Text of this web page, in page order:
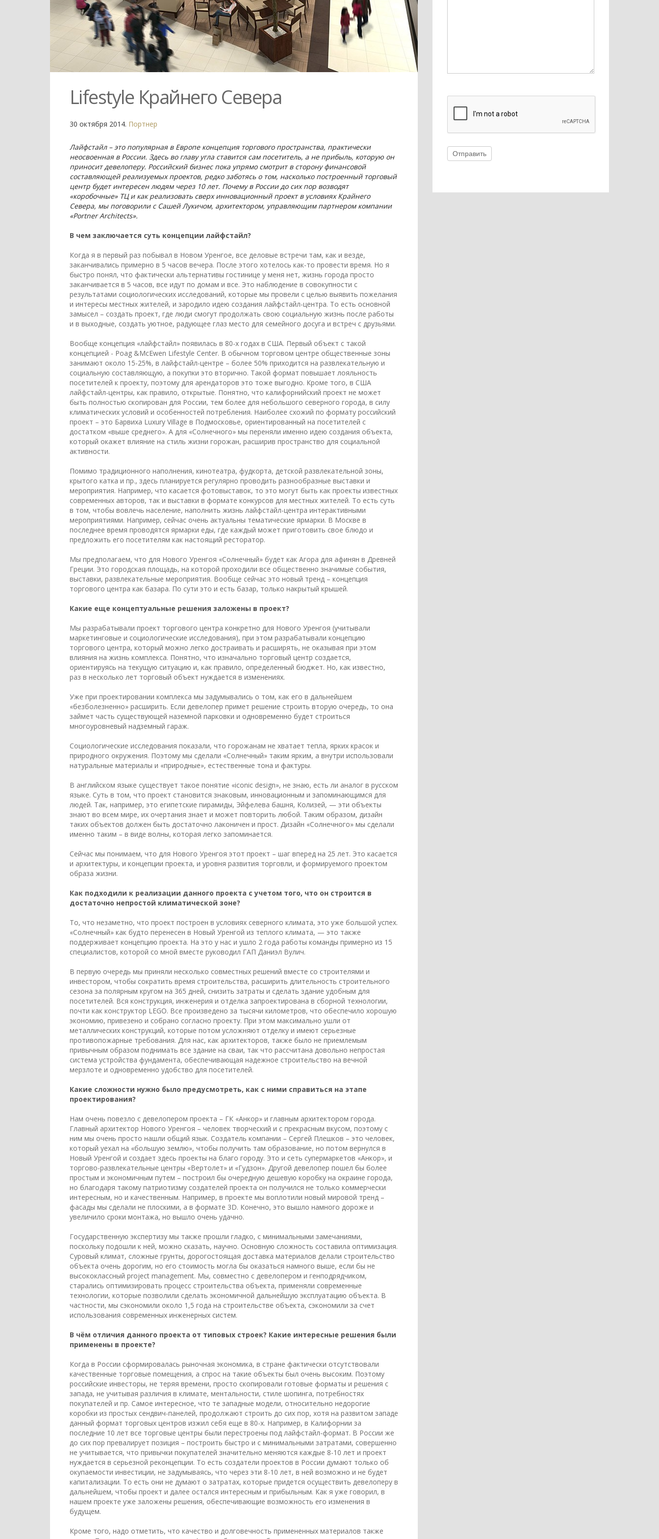
Lifestyle Крайнего Севера
30 октября 2014. Портнер
Лайфстайл – это популярная в Европе концепция торгового пространства, практически
неосвоенная в России. Здесь во главу угла ставится сам посетитель, а не прибыль, которую он
приносит девелоперу. Российский бизнес пока упрямо смотрит в сторону финансовой
составляющей реализуемых проектов, редко заботясь о том, насколько построенный торговый
центр будет интересен людям через 10 лет. Почему в России до сих пор возводят
«коробочные» ТЦ и как реализовать сверх инновационный проект в условиях Крайнего
Севера, мы поговорили с Сашей Лукичом, архитектором, управляющим партнером компании
«Portner Architects».
В чем заключается суть концепции лайфстайл?
Когда я в первый раз побывал в Новом Уренгое, все деловые встречи там, как и везде,
заканчивались примерно в 5 часов вечера. После этого хотелось как-то провести время. Но я
быстро понял, что фактически альтернативы гостинице у меня нет, жизнь города просто
заканчивается в 5 часов, все идут по домам и все. Это наблюдение в совокупности с
результатами социологических исследований, которые мы провели с целью выявить пожелания
и интересы местных жителей, и зародило идею создания лайфстайл-центра. То есть основной
замысел – создать проект, где люди смогут продолжать свою социальную жизнь после работы
и в выходные, создать уютное, радующее глаз место для семейного досуга и встреч с друзьями.
Вообще концепция «лайфстайл» появилась в 80-х годах в США. Первый объект c такой
концепцией - Poag &McEwen Lifestyle Center. В обычном торговом центре общественные зоны
занимают около 15-25%, в лайфстайл-центре – более 50% приходится на развлекательную и
социальную составляющую, а покупки это вторично. Такой формат повышает лояльность
посетителей к проекту, поэтому для арендаторов это тоже выгодно. Кроме того, в США
лайфстайл-центры, как правило, открытые. Понятно, что калифорнийский проект не может
быть полностью скопирован для России, тем более для небольшого северного города, в силу
климатических условий и особенностей потребления. Наиболее схожий по формату российский
проект – это Барвиха Luxury Village в Подмосковье, ориентированный на посетителей с
достатком «выше среднего». А для «Солнечного» мы переняли именно идею создания объекта,
который окажет влияние на стиль жизни горожан, расширив пространство для социальной
активности.
Помимо традиционного наполнения, кинотеатра, фудкорта, детской развлекательной зоны,
крытого катка и пр., здесь планируется регулярно проводить разнообразные выставки и
мероприятия. Например, что касается фотовыставок, то это могут быть как проекты известных
современных авторов, так и выставки в формате конкурсов для местных жителей. То есть суть
в том, чтобы вовлечь население, наполнить жизнь лайфстайл-центра интерактивными
мероприятиями. Например, сейчас очень актуальны тематические ярмарки. В Москве в
последнее время проводятся ярмарки еды, где каждый может приготовить свое блюдо и
предложить его посетителям как настоящий ресторатор.
Мы предполагаем, что для Нового Уренгоя «Солнечный» будет как Агора для афинян в Древней
Греции. Это городская площадь, на которой проходили все общественно значимые события,
выставки, развлекательные мероприятия. Вообще сейчас это новый тренд – концепция
торгового центра как базара. По сути это и есть базар, только накрытый крышей.
Какие еще концептуальные решения заложены в проект?
Мы разрабатывали проект торгового центра конкретно для Нового Уренгоя (учитывали
маркетинговые и социологические исследования), при этом разрабатывали концепцию
торгового центра, который можно легко достраивать и расширять, не оказывая при этом
влияния на жизнь комплекса. Понятно, что изначально торговый центр создается,
ориентируясь на текущую ситуацию и, как правило, определенный бюджет. Но, как известно,
раз в несколько лет торговый объект нуждается в изменениях.
Уже при проектировании комплекса мы задумывались о том, как его в дальнейшем
«безболезненно» расширить. Если девелопер примет решение строить вторую очередь, то она
займет часть существующей наземной парковки и одновременно будет строиться
многоуровневый надземный гараж.
Социологические исследования показали, что горожанам не хватает тепла, ярких красок и
природного окружения. Поэтому мы сделали «Солнечный» таким ярким, а внутри использовали
натуральные материалы и «природные», естественные тона и фактуры.
В английском языке существует такое понятие «iconic design», не знаю, есть ли аналог в русском
языке. Суть в том, что проект становится знаковым, инновационным и запоминающимся для
людей. Так, например, это египетские пирамиды, Эйфелева башня, Колизей, — эти объекты
знают во всем мире, их очертания знает и может повторить любой. Таким образом, дизайн
таких объектов должен быть достаточно лаконичен и прост. Дизайн «Солнечного» мы сделали
именно таким – в виде волны, которая легко запоминается.
Сейчас мы понимаем, что для Нового Уренгоя этот проект – шаг вперед на 25 лет. Это касается
и архитектуры, и концепции проекта, и уровня развития торговли, и формируемого проектом
образа жизни.
Как подходили к реализации данного проекта с учетом того, что он строится в
достаточно непростой климатической зоне?
То, что незаметно, что проект построен в условиях северного климата, это уже большой успех.
«Солнечный» как будто перенесен в Новый Уренгой из теплого климата, — это также
поддерживает концепцию проекта. На это у нас и ушло 2 года работы команды примерно из 15
специалистов, которой со мной вместе руководил ГАП Даниэл Вулич.
В первую очередь мы приняли несколько совместных решений вместе со строителями и
инвестором, чтобы сократить время строительства, расширить длительность строительного
сезона за полярным кругом на 365 дней, снизить затраты и сделать здание удобным для
посетителей. Вся конструкция, инженерия и отделка запроектирована в сборной технологии,
почти как конструктор LEGO. Все произведено за тысячи километров, что обеспечило хорошую
экономию, привезено и собрано согласно проекту. При этом максимально ушли от
металлических конструкций, которые потом усложняют отделку и имеют серьезные
противопожарные требования. Для нас, как архитекторов, также было не приемлемым
привычным образом поднимать все здание на сваи, так что рассчитана довольно непростая
система устройства фундамента, обеспечивающая надежное строительство на вечной
мерзлоте и одновременно удобство для посетителей.
Какие сложности нужно было предусмотреть, как с ними справиться на этапе
проектирования?
Нам очень повезло с девелопером проекта – ГК «Анкор» и главным архитектором города.
Главный архитектор Нового Уренгоя – человек творческий и с прекрасным вкусом, поэтому с
ним мы очень просто нашли общий язык. Создатель компании – Сергей Плешков – это человек,
который уехал на «большую землю», чтобы получить там образование, но потом вернулся в
Новый Уренгой и создает здесь проекты на благо городу. Это и сеть супермаркетов «Анкор», и
торгово-развлекательные центры «Вертолет» и «Гудзон». Другой девелопер пошел бы более
простым и экономичным путем – построил бы очередную дешевую коробку на окраине города,
но благодаря такому патриотизму создателей проекта он получился не только коммерчески
интересным, но и качественным. Например, в проекте мы воплотили новый мировой тренд –
фасады мы сделали не плоскими, а в формате 3D. Конечно, это вышло намного дороже и
увеличило сроки монтажа, но вышло очень удачно.
Государственную экспертизу мы также прошли гладко, с минимальными замечаниями,
поскольку подошли к ней, можно сказать, научно. Основную сложность составила оптимизация.
Суровый климат, сложные грунты, дорогостоящая доставка материалов делали строительство
объекта очень дорогим, но его стоимость могла бы оказаться намного выше, если бы не
высококлассный project management. Мы, совместно с девелопером и генподрядчиком,
старались оптимизировать процесс строительства объекта, применяли современные
технологии, которые позволили сделать экономичной дальнейшую эксплуатацию объекта. В
частности, мы сэкономили около 1,5 года на строительстве объекта, сэкономили за счет
использования современных инженерных систем.
В чём отличия данного проекта от типовых строек? Какие интересные решения были
применены в проекте?
Когда в России сформировалась рыночная экономика, в стране фактически отсутствовали
качественные торговые помещения, а спрос на такие объекты был очень высоким. Поэтому
российские инвесторы, не теряя времени, просто скопировали готовые форматы и решения с
запада, не учитывая различия в климате, ментальности, стиле шопинга, потребностях
покупателей и пр. Самое интересное, что те западные модели, относительно недорогие
коробки из простых сендвич-панелей, продолжают строить до сих пор, хотя на развитом западе
данный формат торговых центров изжил себя еще в 80-х. Например, в Калифорнии за
последние 10 лет все торговые центры были перестроены под лайфстайл-формат. В России же
до сих пор превалирует позиция – построить быстро и с минимальными затратами, совершенно
не учитывается, что привычки покупателей значительно меняются каждые 8-10 лет и проект
нуждается в серьезной реконцепции. То есть создатели проектов в России думают только об
окупаемости инвестиции, не задумываясь, что через эти 8-10 лет, в ней возможно и не будет
капитализации. То есть они не думают о затратах, которые придется осуществить девелоперу в
дальнейшем, чтобы проект и далее остался интересным и прибыльным. Как я уже говорил, в
нашем проекте уже заложены решения, обеспечивающие возможность его изменения в
будущем.
Кроме того, надо отметить, что качество и долговечность примененных материалов также
Отправить